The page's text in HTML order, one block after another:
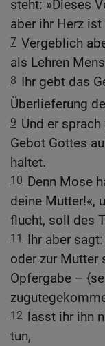
steht: »Dieses
aber ihr Herz
7 Vergeblich
als Lehren
8 Ihr gebt das
Überlieferung
9 Und er
Gebot Gottes
haltet.
10 Denn Mose
deine Mutter!«,
flucht, soll des
11 Ihr aber
oder zur Mutter
Opfergabe –
12 lasst ihr ihn
tun,